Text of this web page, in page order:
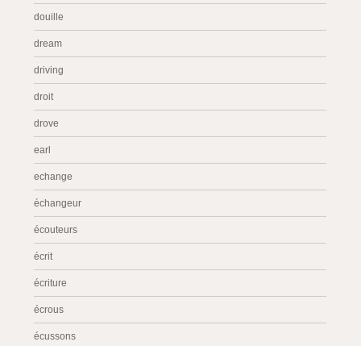
douille
dream
driving
droit
drove
earl
echange
échangeur
écouteurs
écrit
écriture
écrous
écussons